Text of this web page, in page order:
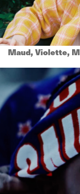
Maud, Violette,